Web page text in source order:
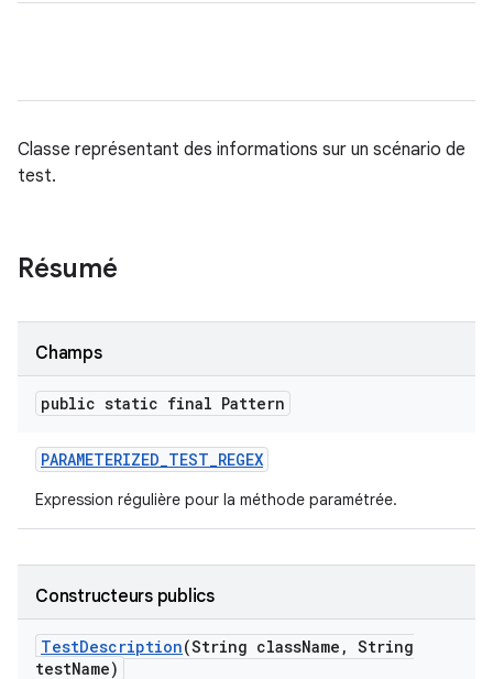
Classe représentant des informations sur un scénario de
test.
Résumé
Champs
public static final Pattern
PARAMETERIZED_TEST_REGEX
Expression régulière pour la méthode paramétrée.
Constructeurs publics
TestDescription(String className , String
testName)